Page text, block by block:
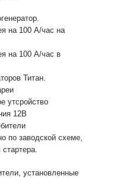
на 100 А/час на
на 100 А/час в
Титан.
утсройство
12В
по заводской схеме,
установленные